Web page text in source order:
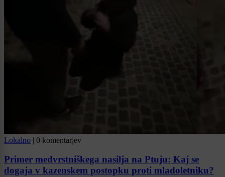
Lokalno | 0 komentarjev
Primer medvrstniškega nasilja na Ptuju: Kaj se
dogaja v kazenskem postopku proti mladoletniku?